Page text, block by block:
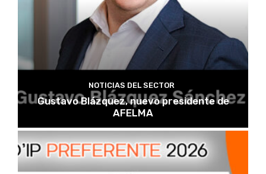
NOTICIAS DEL SECTOR
Gustavo Blázquez, nuevo presidente de
AFELMA